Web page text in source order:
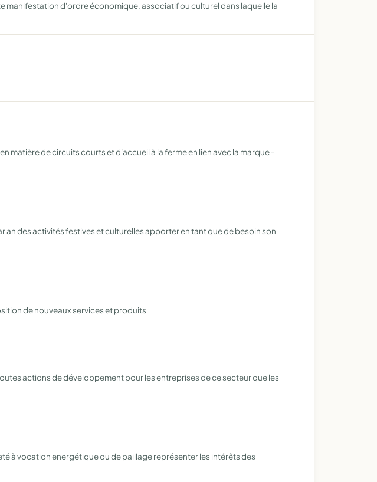
d'ordre économique, associatif ou culturel dans laquelle la
matière de circuits courts et d'accueil à la ferme en lien avec la marque -
an des activités festives et culturelles apporter en tant que de besoin son
de nouveaux services et produits
actions de développement pour les entreprises de ce secteur que les
à vocation energétique ou de paillage représenter les intérêts des